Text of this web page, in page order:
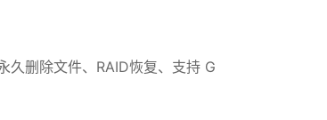
久删除文件、RAID恢复、支持 G